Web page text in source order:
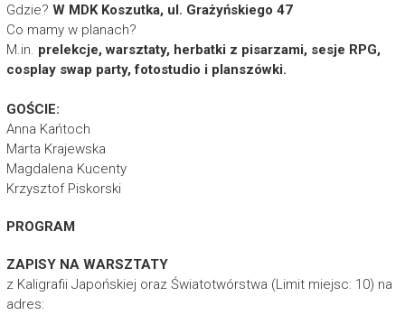
Gdzie? W MDK Koszutka, ul. Grażyńskiego 47
Co mamy w planach?
M.in. prelekcje, warsztaty, herbatki z pisarzami, sesje RPG,
cosplay swap party, fotostudio i planszówki.
GOŚCIE:
Anna Kańtoch
Marta Krajewska
Magdalena Kucenty
Krzysztof Piskorski
PROGRAM
ZAPISY NA WARSZTATY
z Kaligrafii Japońskiej oraz Światotwórstwa (Limit miejsc: 10) na
adres: